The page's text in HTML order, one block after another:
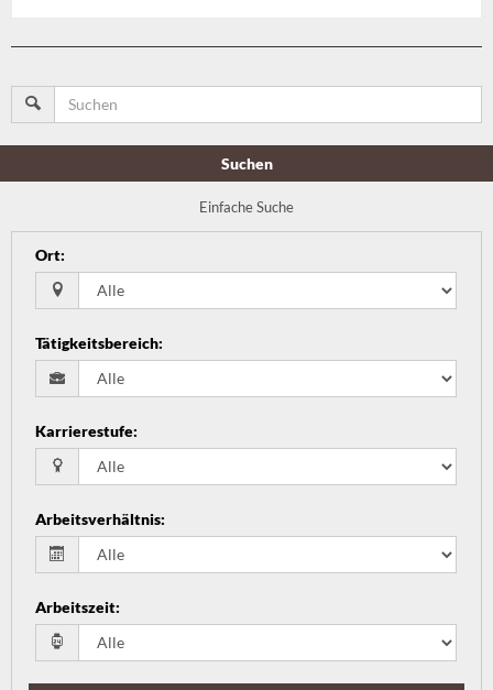
Suchen
Einfache Suche
Ort:
Tätigkeitsbereich:
Karrierestufe:
Arbeitsverhältnis:
Arbeitszeit: